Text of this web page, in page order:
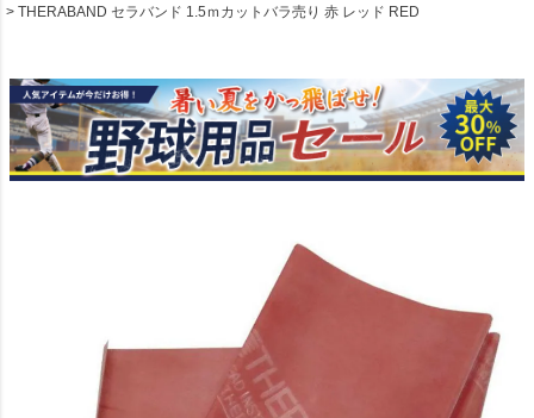
THERABAND セラバンド 1.5ｍカットバラ売り 赤 レッド RED